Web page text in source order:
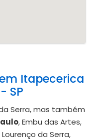
Itapecerica
SP
Serra, mas também
, Embu das Artes,
Lourenço da Serra,